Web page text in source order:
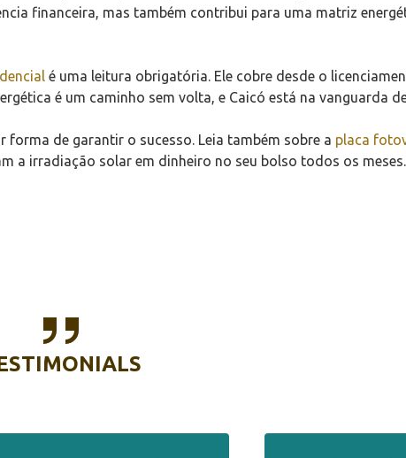
financeira, mas também contribui para uma matriz
é uma leitura obrigatória. Ele cobre desde o
é um caminho sem volta, e Caicó está na vanguarda
de garantir o sucesso. Leia também sobre a placa
a irradiação solar em dinheiro no seu bolso todos os meses.